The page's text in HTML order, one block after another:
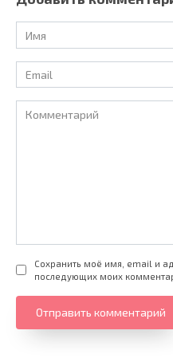
Имя
*
Email
*
Комментарий
Сохранить моё имя, email и
последующих моих